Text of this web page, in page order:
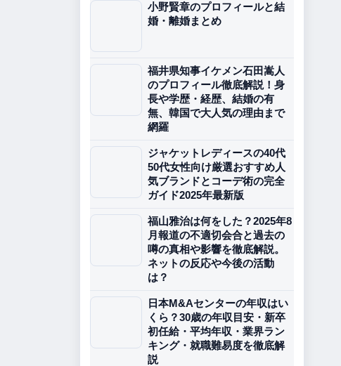
小野賢章のプロフィールと結
婚・離婚まとめ
福井県知事イケメン石田嵩人
のプロフィール徹底解説！身
長や学歴・経歴、結婚の有
無、韓国で大人気の理由まで
網羅
ジャケットレディースの40代
50代女性向け厳選おすすめ人
気ブランドとコーデ術の完全
ガイド2025年最新版
福山雅治は何をした？2025年8
月報道の不適切会合と過去の
噂の真相や影響を徹底解説。
ネットの反応や今後の活動
は？
日本M&Aセンターの年収はい
くら？30歳の年収目安・新卒
初任給・平均年収・業界ラン
キング・就職難易度を徹底解
説